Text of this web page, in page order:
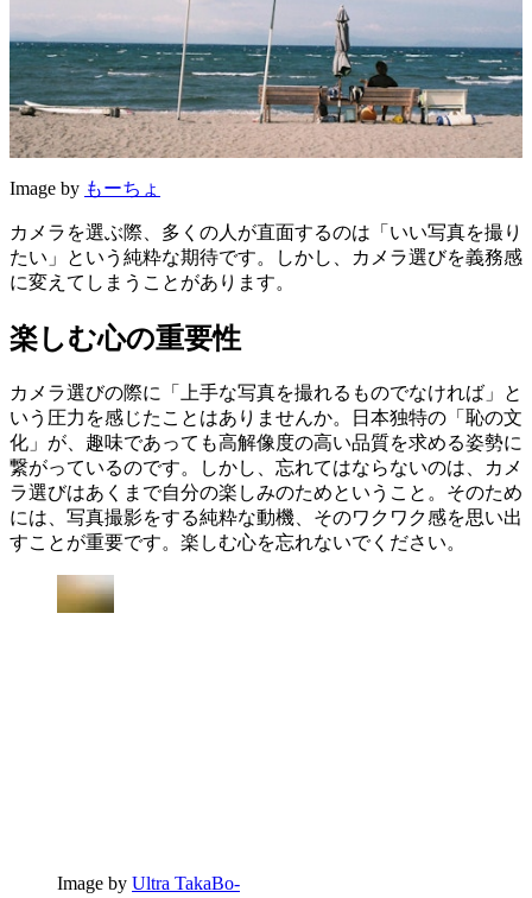
Image by もーちょ
カメラを選ぶ際、多くの人が直面するのは「いい写真を撮り
たい」という純粋な期待です。しかし、カメラ選びを義務感
に変えてしまうことがあります。
楽しむ心の重要性
カメラ選びの際に「上手な写真を撮れるものでなければ」と
いう圧力を感じたことはありませんか。日本独特の「恥の文
化」が、趣味であっても高解像度の高い品質を求める姿勢に
繋がっているのです。しかし、忘れてはならないのは、カメ
ラ選びはあくまで自分の楽しみのためということ。そのため
には、写真撮影をする純粋な動機、そのワクワク感を思い出
すことが重要です。楽しむ心を忘れないでください。
Image by Ultra TakaBo-